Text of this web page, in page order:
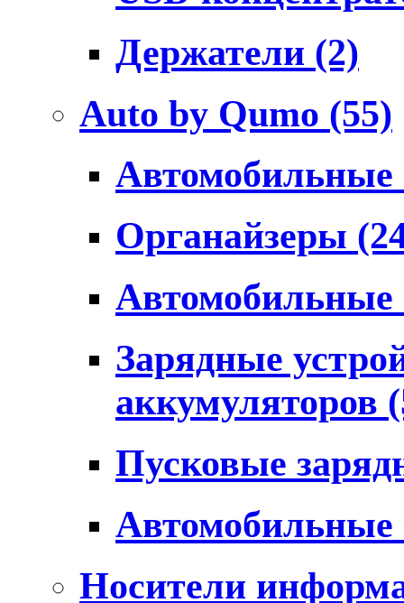
Держатели (2)
Auto by Qumo (55)
Органайзеры
Зарядные
аккумуляторов
Пусковые
Носители